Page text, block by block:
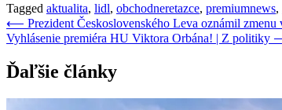
Tagged aktualita, lidl, obchodneretazce, premiumnews,
Navigácia
v
článku
⟵ Prezident Československého Leva oznámil
Vyhlásenie premiéra HU Viktora Orbána! | Z politiky
Ďaľšie články